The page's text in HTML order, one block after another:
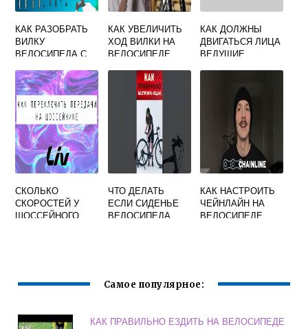
КАК РАЗОБРАТЬ
ВИЛКУ
ВЕЛОСИПЕДА С
КАК УВЕЛИЧИТЬ
ХОД ВИЛКИ НА
ВЕЛОСИПЕДЕ
КАК ДОЛЖНЫ
ДВИГАТЬСЯ ЛИЦА
ВЕДУЩИЕ
ВЕЛОСИПЕД
СКОЛЬКО
СКОРОСТЕЙ У
ШОССЕЙНОГО
ЧТО ДЕЛАТЬ
ЕСЛИ СИДЕНЬЕ
ВЕЛОСИПЕДА
КАК НАСТРОИТЬ
ЧЕЙНЛАЙН НА
ВЕЛОСИПЕДЕ
Самое популярное:
КАК ПРАВИЛЬНО ЕЗДИТЬ НА ВЕЛОСИПЕДЕ